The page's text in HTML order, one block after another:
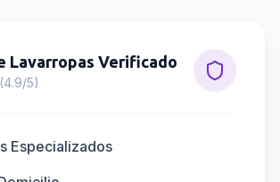
Lavarropas Verificado
(4.9/5)
Especializados